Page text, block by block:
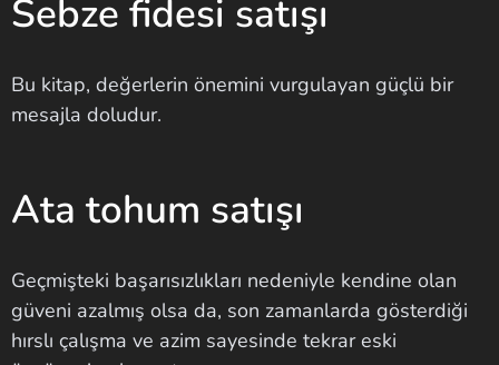
Sebze fidesi satışı
Bu kitap, değerlerin önemini vurgulayan güçlü bir
mesajla doludur.
Ata tohum satışı
Geçmişteki başarısızlıkları nedeniyle kendine olan
güveni azalmış olsa da, son zamanlarda gösterdiği
hırslı çalışma ve azim sayesinde tekrar eski